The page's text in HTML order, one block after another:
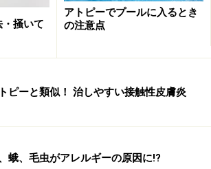
す。日本の山の多くを占めるスギの木
ギ花粉症」は、日本の国民病にもなり
起こるメカニズム
掻いて
アトピーでプールに入るとき
の注意点
ピーと類似！ 治しやすい接触性皮膚炎
蛾、毛虫がアレルギーの原因に!?